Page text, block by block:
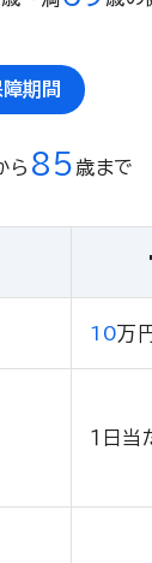
期間
ら 85 歳まで
10万
１日当